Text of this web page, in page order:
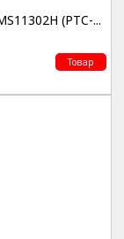
(PTC-...
Товар